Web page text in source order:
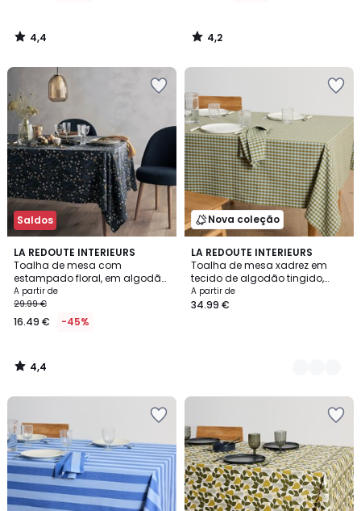
4,4
/
4,2
/
Saldos
LA REDOUTE INTERIEURS
Toalha de mesa com
estampado floral, em algodão
lavado, Longina
A partir de
29.99 €
16.49 € -45%
4,4
/ 5
4,4
/
Nova coleção
LA REDOUTE INTERIEURS
Toalha de mesa xadrez em
tecido de algodão tingido,
BETHANY BICOLORE
A partir de
34.99 €
2
Cores